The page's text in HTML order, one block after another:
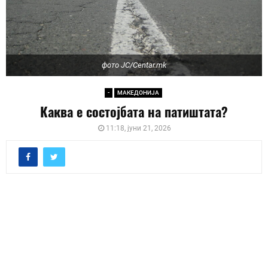
фото ЈС/Centar.mk
- МАКЕДОНИЈА
Каква е состојбата на патиштата?
11:18, јуни 21, 2026